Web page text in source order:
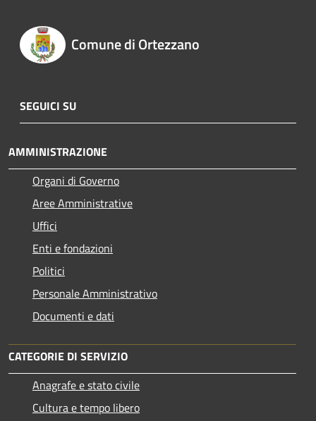
Comune di Ortezzano
SEGUICI SU
AMMINISTRAZIONE
Organi di Governo
Aree Amministrative
Uffici
Enti e fondazioni
Politici
Personale Amministrativo
Documenti e dati
CATEGORIE DI SERVIZIO
Anagrafe e stato civile
Cultura e tempo libero